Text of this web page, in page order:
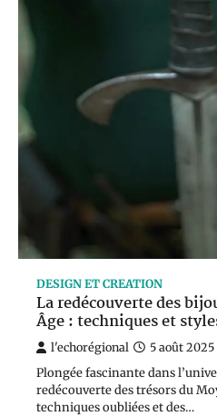
DESIGN ET CREATION
La redécouverte des
Âge : techniques et
l'echorégional 5 août 2025
Plongée fascinante dans
redécouverte des trésors du
techniques oubliées et des…